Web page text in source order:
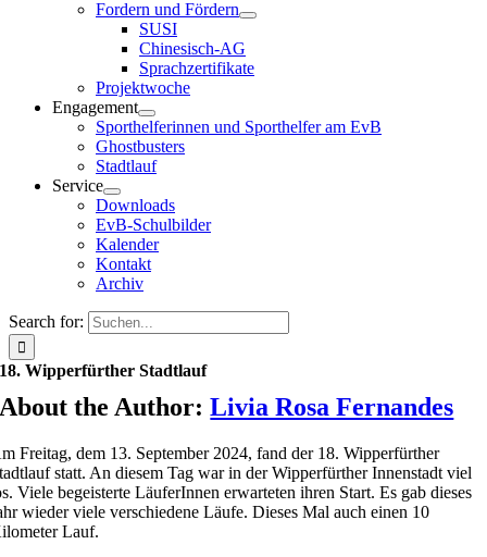
Fordern und Fördern
SUSI
Chinesisch-AG
Sprachzertifikate
Projektwoche
Engagement
Sporthelferinnen und Sporthelfer am EvB
Ghostbusters
Stadtlauf
Service
Downloads
EvB-Schulbilder
Kalender
Kontakt
Archiv
Search for:
18. Wipperfürther Stadtlauf
About the Author:Livia Rosa Fernandes
Freitag, dem 13. September 2024, fand der 18. Wipperfürther
statt. An diesem Tag war in der Wipperfürther Innenstadt viel
Viele begeisterte LäuferInnen erwarteten ihren Start. Es gab dieses
wieder viele verschiedene Läufe. Dieses Mal auch einen 10
Lauf.